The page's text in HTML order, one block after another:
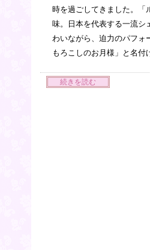
時を過ごしてきました。「
味。日本を代表する一流シ
わいながら、迫力のパフォ
もろこしのお月様」と名付
続きを読む